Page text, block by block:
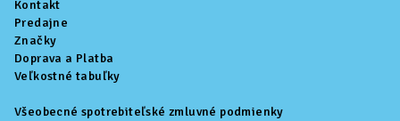
Kontakt
Predajne
Značky
Doprava a Platba
Veľkostné tabuľky
Všeobecné spotrebiteľské zmluvné podmienky